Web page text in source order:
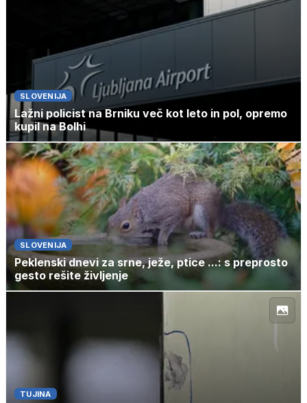
SLOVENIJA
Lažni policist na Brniku več kot leto in pol, opremo
kupil na Bolhi
SLOVENIJA
Peklenski dnevi za srne, ježe, ptice ...: s preprosto
gesto rešite življenje
TUJINA